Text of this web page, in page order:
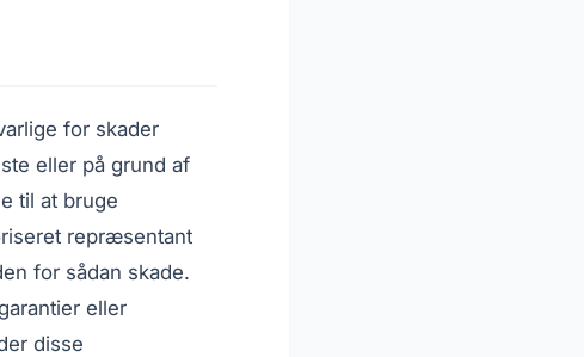
for skader
eller på grund af
til at bruge
repræsentant
for sådan skade.
eller
disse